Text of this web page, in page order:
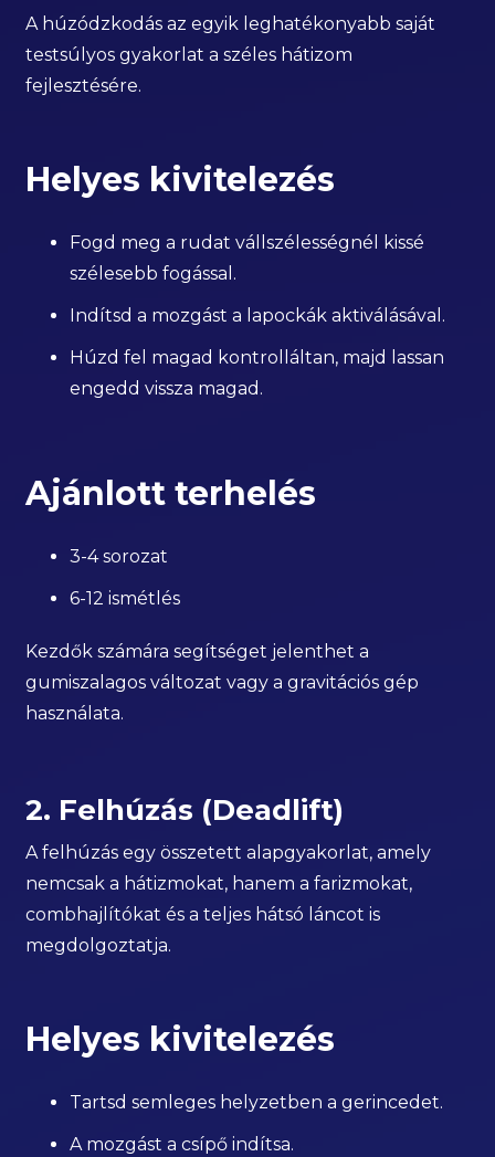
A húzódzkodás az egyik leghatékonyabb saját
testsúlyos gyakorlat a széles hátizom
fejlesztésére.
Helyes kivitelezés
Fogd meg a rudat vállszélességnél kissé
szélesebb fogással.
Indítsd a mozgást a lapockák aktiválásával.
Húzd fel magad kontrolláltan, majd lassan
engedd vissza magad.
Ajánlott terhelés
3-4 sorozat
6-12 ismétlés
Kezdők számára segítséget jelenthet a
gumiszalagos változat vagy a gravitációs gép
használata.
2. Felhúzás (Deadlift)
A felhúzás egy összetett alapgyakorlat, amely
nemcsak a hátizmokat, hanem a farizmokat,
combhajlítókat és a teljes hátsó láncot is
megdolgoztatja.
Helyes kivitelezés
Tartsd semleges helyzetben a gerincedet.
A mozgást a csípő indítsa.